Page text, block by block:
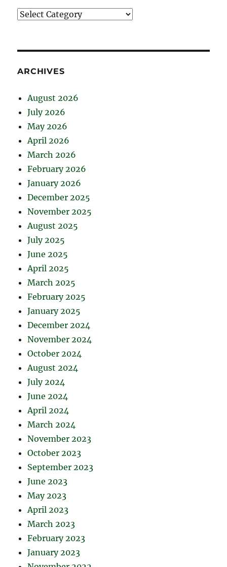
Catégories
ARCHIVES
August 2026
July 2026
May 2026
April 2026
March 2026
February 2026
January 2026
December 2025
November 2025
August 2025
July 2025
June 2025
April 2025
March 2025
February 2025
January 2025
December 2024
November 2024
October 2024
August 2024
July 2024
June 2024
April 2024
March 2024
November 2023
October 2023
September 2023
June 2023
May 2023
April 2023
March 2023
February 2023
January 2023